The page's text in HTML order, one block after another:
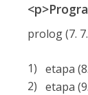
prolog (7.
etapa
etapa